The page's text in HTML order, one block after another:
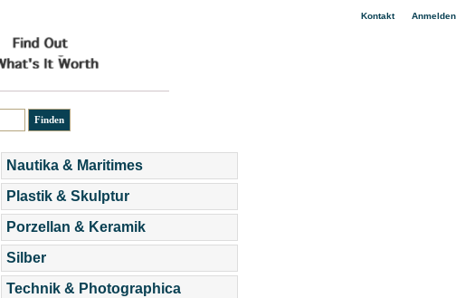
Kontakt| Anmelden
Nautika & Maritimes
Plastik & Skulptur
Porzellan & Keramik
Silber
Technik & Photographica